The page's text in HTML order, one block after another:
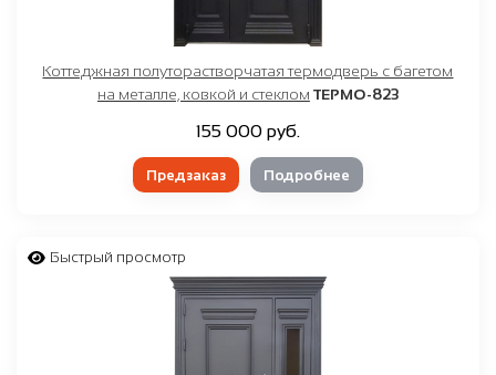
Коттеджная полуторастворчатая термодверь с багетом
на металле, ковкой и стеклом ТЕРМО-823
155 000 руб.
Предзаказ Подробнее
Быстрый просмотр